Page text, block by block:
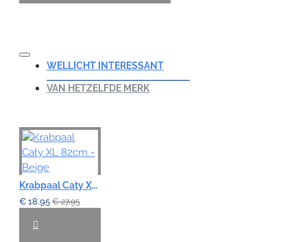
WELLICHT INTERESSANT
VAN HETZELFDE MERK
Krabpaal Caty XL 82cm - Beige
€ 18,95 € 27,95